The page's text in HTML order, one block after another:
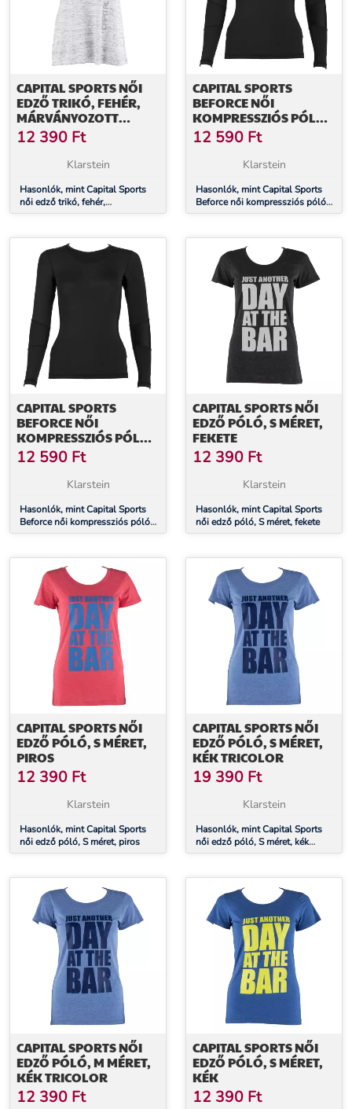
CAPITAL SPORTS NŐI
EDZŐ TRIKÓ, FEHÉR,
MÁRVÁNYOZOTT
HATÁSÚ, XL MÉRET
12 390 Ft
Klarstein
Hasonlók, mint Capital Sports
női edző trikó, fehér,
márványozott hatású, XL méret
CAPITAL SPORTS
BEFORCE NŐI
KOMPRESSZIÓS PÓLÓ,
EDZŐ PÓLÓ, XS
12 590 Ft
Klarstein
Hasonlók, mint Capital Sports
Beforce női kompressziós póló,
edző póló, XS
CAPITAL SPORTS
BEFORCE NŐI
KOMPRESSZIÓS PÓLÓ,
EDZŐ PÓLÓ, S
12 590 Ft
Klarstein
Hasonlók, mint Capital Sports
Beforce női kompressziós póló,
edző póló, S
CAPITAL SPORTS NŐI
EDZŐ PÓLÓ, S MÉRET,
FEKETE
12 390 Ft
Klarstein
Hasonlók, mint Capital Sports
női edző póló, S méret, fekete
CAPITAL SPORTS NŐI
EDZŐ PÓLÓ, S MÉRET,
PIROS
12 390 Ft
Klarstein
Hasonlók, mint Capital Sports
női edző póló, S méret, piros
CAPITAL SPORTS NŐI
EDZŐ PÓLÓ, S MÉRET,
KÉK TRICOLOR
19 390 Ft
Klarstein
Hasonlók, mint Capital Sports
női edző póló, S méret, kék
tricolor
CAPITAL SPORTS NŐI
EDZŐ PÓLÓ, M MÉRET,
KÉK TRICOLOR
12 390 Ft
CAPITAL SPORTS NŐI
EDZŐ PÓLÓ, S MÉRET,
KÉK
12 390 Ft